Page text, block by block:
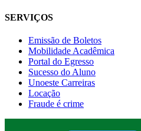
SERVIÇOS
Emissão de Boletos
Mobilidade Acadêmica
Portal do Egresso
Sucesso do Aluno
Unoeste Carreiras
Locação
Fraude é crime